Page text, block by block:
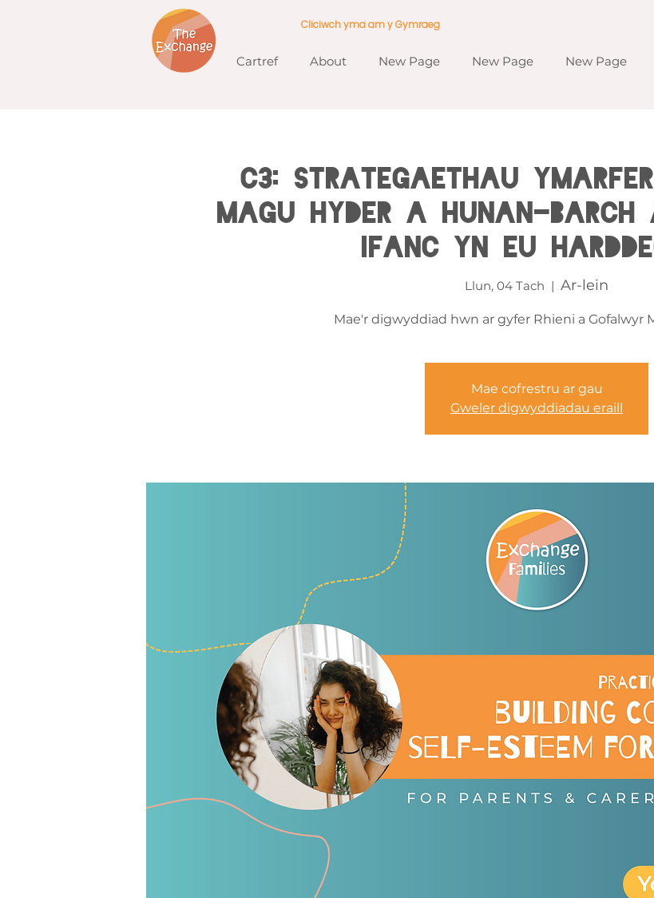
Cartref About New Page New Page New Page
Cliciwch yma am y Gymraeg
C3: Strategaethau
Magu Hyder a Hunan-
Ifanc yn eu
Llun, 04 Tach
  |
Ar-lein
Mae'r digwyddiad hwn ar gyfer Rhieni a Gofalwyr
Mae cofrestru ar gau
Gweler digwyddiadau eraill